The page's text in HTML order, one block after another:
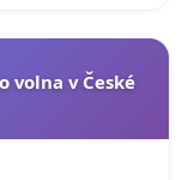
volna v České